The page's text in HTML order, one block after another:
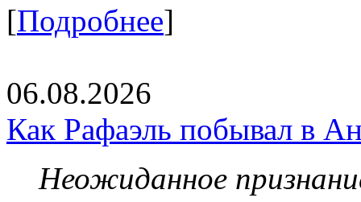
[Подробнее]
06.08.2026
Как Рафаэль побывал в
Неожиданное